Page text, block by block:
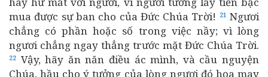
mua được sự ban cho của Đức Chúa Trời!
21 Ngươi
chẳng có phần hoặc số trong việc nầy; vì lòng
ngươi chẳng ngay thẳng trước mặt Đức Chúa Trời.
22 Vậy, hãy ăn năn điều ác mình, và cầu nguyện
Chúa, hầu cho ý tưởng của lòng ngươi đó họa may